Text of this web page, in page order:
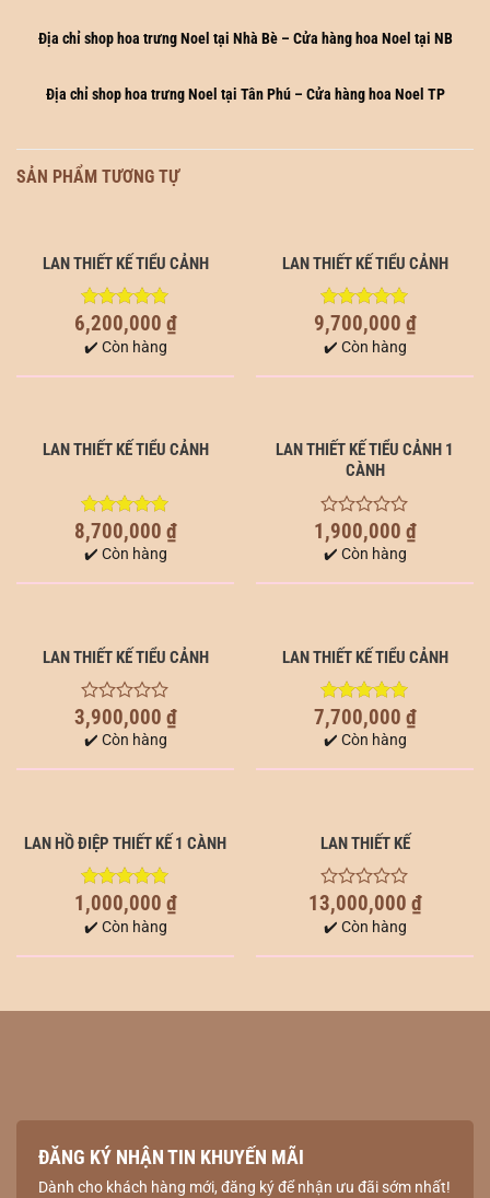
Địa chỉ shop hoa trưng Noel tại Nhà Bè – Cửa hàng hoa Noel tại NB
Địa chỉ shop hoa trưng Noel tại Tân Phú – Cửa hàng hoa Noel TP
SẢN PHẨM TƯƠNG TỰ
LAN THIẾT KẾ TIỂU CẢNH
5.00out of
5
6,200,000 ₫
✔️ Còn hàng
LAN THIẾT KẾ TIỂU CẢNH
5.00out of
5
9,700,000 ₫
✔️ Còn hàng
LAN THIẾT KẾ TIỂU CẢNH
5.00out of
5
8,700,000 ₫
✔️ Còn hàng
LAN THIẾT KẾ TIỂU CẢNH 1
CÀNH
out
of
5
1,900,000 ₫
✔️ Còn hàng
LAN THIẾT KẾ TIỂU CẢNH
0
out
of
5
3,900,000 ₫
✔️ Còn hàng
LAN THIẾT KẾ TIỂU CẢNH
5.00out of
5
7,700,000 ₫
✔️ Còn hàng
LAN HỒ ĐIỆP THIẾT KẾ 1 CÀNH
5.00out of
5
1,000,000 ₫
✔️ Còn hàng
LAN THIẾT KẾ
0
out
of
5
13,000,000 ₫
✔️ Còn hàng
ĐĂNG KÝ NHẬN TIN KHUYẾN MÃI
Dành cho khách hàng mới, đăng ký để nhận ưu đãi sớm nhất!